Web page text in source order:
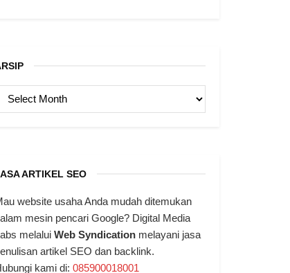
ARSIP
ARTIKEL SEO
website usaha Anda mudah ditemukan
mesin pencari Google? Digital Media
melalui Web Syndication melayani jasa
artikel SEO dan backlink.
kami di: 085900018001